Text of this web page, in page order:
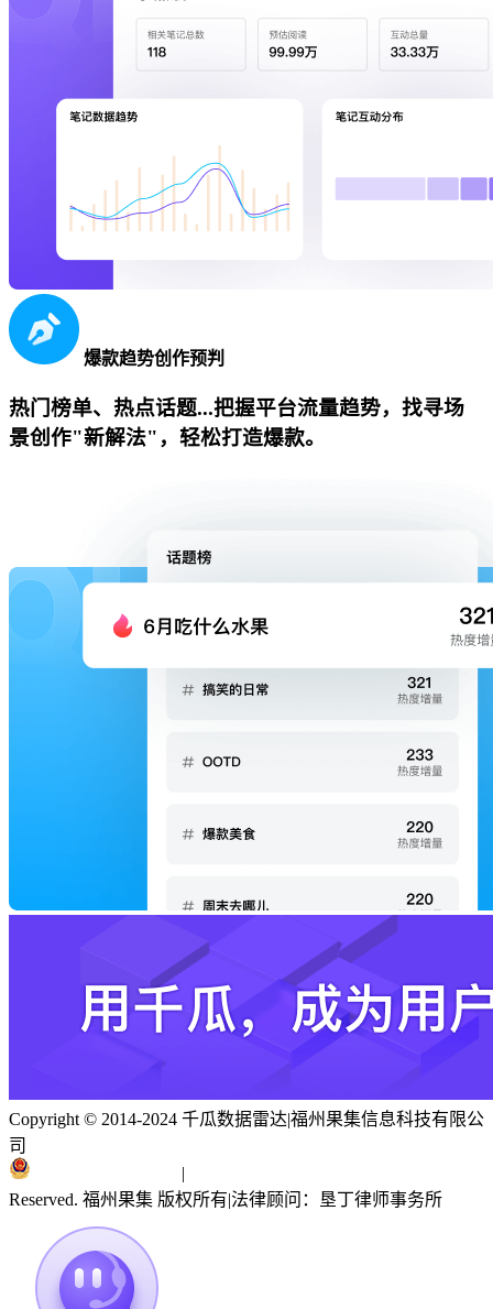
爆款趋势创作预判
热门榜单、热点话题...把握平台流量趋势，找寻场
景创作"新解法"，轻松打造爆款。
Copyright © 2014-2024 千瓜数据雷达|福州果集信息科技有限公
司
|
Reserved. 福州果集 版权所有|法律顾问：垦丁律师事务所